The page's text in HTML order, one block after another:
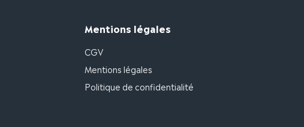
Mentions légales
CGV
Mentions légales
Politique de confidentialité